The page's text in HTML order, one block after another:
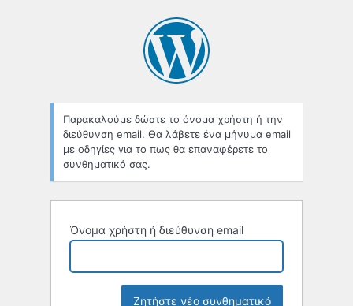
Παρακαλούμε δώστε το όνομα χρήστη ή την
διεύθυνση email. Θα λάβετε ένα μήνυμα email
με οδηγίες για το πως θα επαναφέρετε το
συνθηματικό σας.
Όνομα χρήστη ή διεύθυνση email